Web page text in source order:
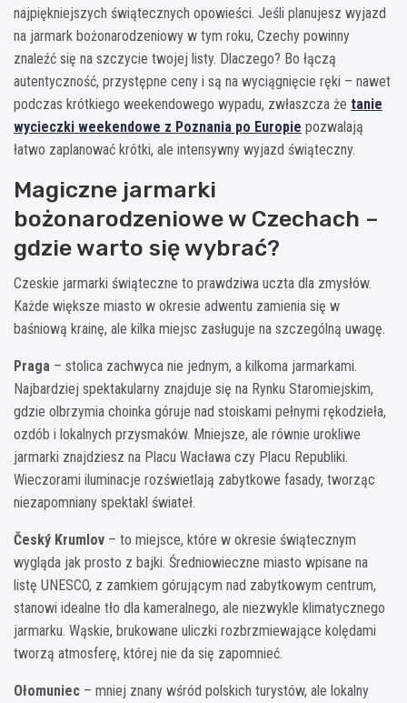
najpiękniejszych świątecznych opowieści. Jeśli planujesz wyjazd
na jarmark bożonarodzeniowy w tym roku, Czechy powinny
znaleźć się na szczycie twojej listy. Dlaczego? Bo łączą
autentyczność, przystępne ceny i są na wyciągnięcie ręki – nawet
podczas krótkiego weekendowego wypadu, zwłaszcza że tanie
wycieczki weekendowe z Poznania po Europie pozwalają
łatwo zaplanować krótki, ale intensywny wyjazd świąteczny.
Magiczne jarmarki
bożonarodzeniowe w Czechach –
gdzie warto się wybrać?
Czeskie jarmarki świąteczne to prawdziwa uczta dla zmysłów.
Każde większe miasto w okresie adwentu zamienia się w
baśniową krainę, ale kilka miejsc zasługuje na szczególną uwagę.
Praga – stolica zachwyca nie jednym, a kilkoma jarmarkami.
Najbardziej spektakularny znajduje się na Rynku Staromiejskim,
gdzie olbrzymia choinka góruje nad stoiskami pełnymi rękodzieła,
ozdób i lokalnych przysmaków. Mniejsze, ale równie urokliwe
jarmarki znajdziesz na Placu Wacława czy Placu Republiki.
Wieczorami iluminacje rozświetlają zabytkowe fasady, tworząc
niezapomniany spektakl świateł.
Český Krumlov – to miejsce, które w okresie świątecznym
wygląda jak prosto z bajki. Średniowieczne miasto wpisane na
listę UNESCO, z zamkiem górującym nad zabytkowym centrum,
stanowi idealne tło dla kameralnego, ale niezwykle klimatycznego
jarmarku. Wąskie, brukowane uliczki rozbrzmiewające kolędami
tworzą atmosferę, której nie da się zapomnieć.
Ołomuniec – mniej znany wśród polskich turystów, ale lokalny